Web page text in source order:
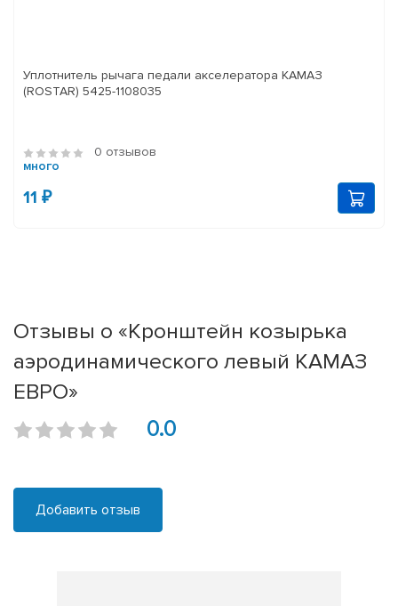
Уплотнитель рычага педали акселератора КАМАЗ
(ROSTAR) 5425-1108035
0 отзывов
много
11 ₽
Отзывы о «Кронштейн козырька
аэродинамического левый КАМАЗ
ЕВРО»
0.0
Добавить отзыв